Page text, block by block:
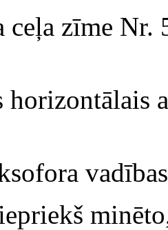
ceļa zīme Nr.
horizontālais